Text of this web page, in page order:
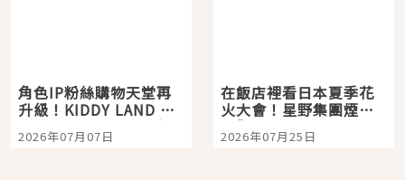
角色IP粉絲購物天堂再
升級！KIDDY LAND 原
宿店吉伊卡哇迎客，新
開幕 OMOKADO 店3分
2026年07月07日
在飯店裡看日本夏季花
火大會！星野集團煙火
景觀飯店6選，讓你不用
人擠人悠閒欣賞
2026年07月25日